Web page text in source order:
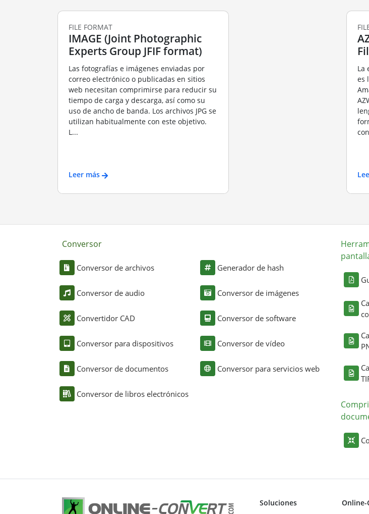
FILE FORMAT
IMAGE (Joint Photographic
Experts Group JFIF format)
Las fotografías e imágenes enviadas por
correo electrónico o publicadas en sitios
web necesitan comprimirse para reducir su
tiempo de carga y descarga, así como su
uso de ancho de banda. Los archivos JPG se
utilizan habitualmente con este objetivo.
L...
Leer más
La
es
Conversor
Conversor de archivos
Conversor de audio
Convertidor CAD
Conversor para dispositivos
Conversor de documentos
Conversor de libros electrónicos
Generador de hash
Conversor de imágenes
Conversor de software
Conversor de vídeo
Conversor para servicios web
Soluciones